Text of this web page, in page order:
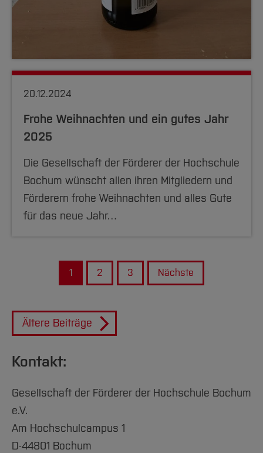
20.12.2024
Frohe Weihnachten und ein gutes Jahr
2025
Die Gesellschaft der Förderer der Hochschule
Bochum wünscht allen ihren Mitgliedern und
Förderern frohe Weihnachten und alles Gute
für das neue Jahr…
1 2 3 Nächste
Ältere Beiträge
Kontakt:
Gesellschaft der Förderer der Hochschule Bochum
e.V.
Am Hochschulcampus 1
D-44801 Bochum